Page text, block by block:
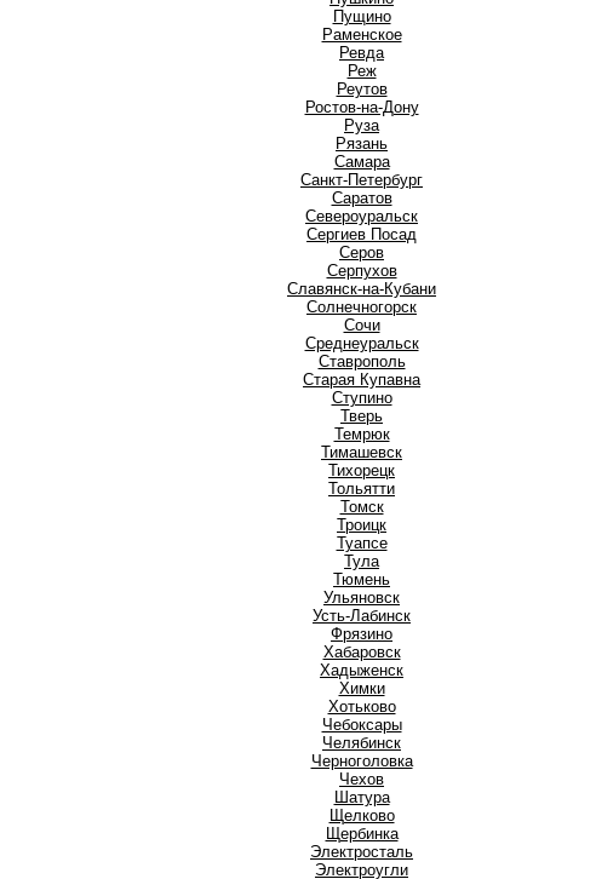
Пущино
Раменское
Ревда
Реж
Реутов
Ростов-на-Дону
Руза
Рязань
Самара
Санкт-Петербург
Саратов
Североуральск
Сергиев Посад
Серов
Серпухов
Славянск-на-Кубани
Солнечногорск
Сочи
Среднеуральск
Ставрополь
Старая Купавна
Ступино
Тверь
Темрюк
Тимашевск
Тихорецк
Тольятти
Томск
Троицк
Туапсе
Тула
Тюмень
Ульяновск
Усть-Лабинск
Фрязино
Хабаровск
Хадыженск
Химки
Хотьково
Чебоксары
Челябинск
Черноголовка
Чехов
Шатура
Щелково
Щербинка
Электросталь
Электроугли